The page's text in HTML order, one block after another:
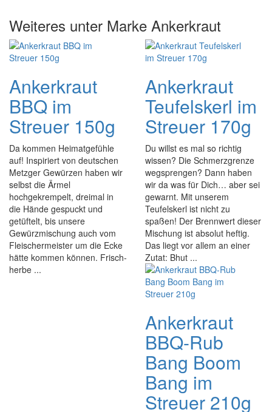
Weiteres unter Marke Ankerkraut
Ankerkraut
BBQ im
Streuer 150g
Da kommen Heimatgefühle
auf! Inspiriert von deutschen
Metzger Gewürzen haben wir
selbst die Ärmel
hochgekrempelt, dreimal in
die Hände gespuckt und
getüftelt, bis unsere
Gewürzmischung auch vom
Fleischermeister um die Ecke
hätte kommen können. Frisch-
herbe ...
Ankerkraut
Teufelskerl im
Streuer 170g
Du willst es mal so richtig
wissen? Die Schmerzgrenze
wegsprengen? Dann haben
wir da was für Dich… aber sei
gewarnt. Mit unserem
Teufelskerl ist nicht zu
spaßen! Der Brennwert dieser
Mischung ist absolut heftig.
Das liegt vor allem an einer
Zutat: Bhut ...
Ankerkraut
BBQ-Rub
Bang Boom
Bang im
Streuer 210g